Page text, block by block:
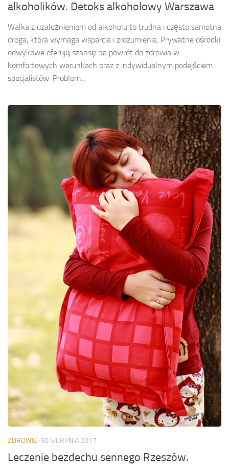
alkoholików. Detoks alkoholowy Warszawa
Walka z uzależnieniem od alkoholu to trudna i często samotna
droga, która wymaga wsparcia i zrozumienia. Prywatne ośrodki
odwykowe oferują szansę na powrót do zdrowia w
komfortowych warunkach oraz z indywidualnym podejściem
specjalistów. Problem...
ZDROWIE 30 SIERPNIA 2017
Leczenie bezdechu sennego Rzeszów.